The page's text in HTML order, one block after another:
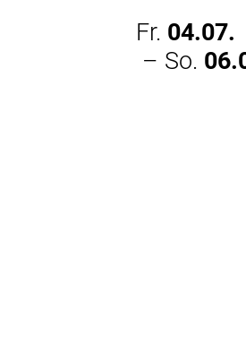
Fr. 04.07.
– So.